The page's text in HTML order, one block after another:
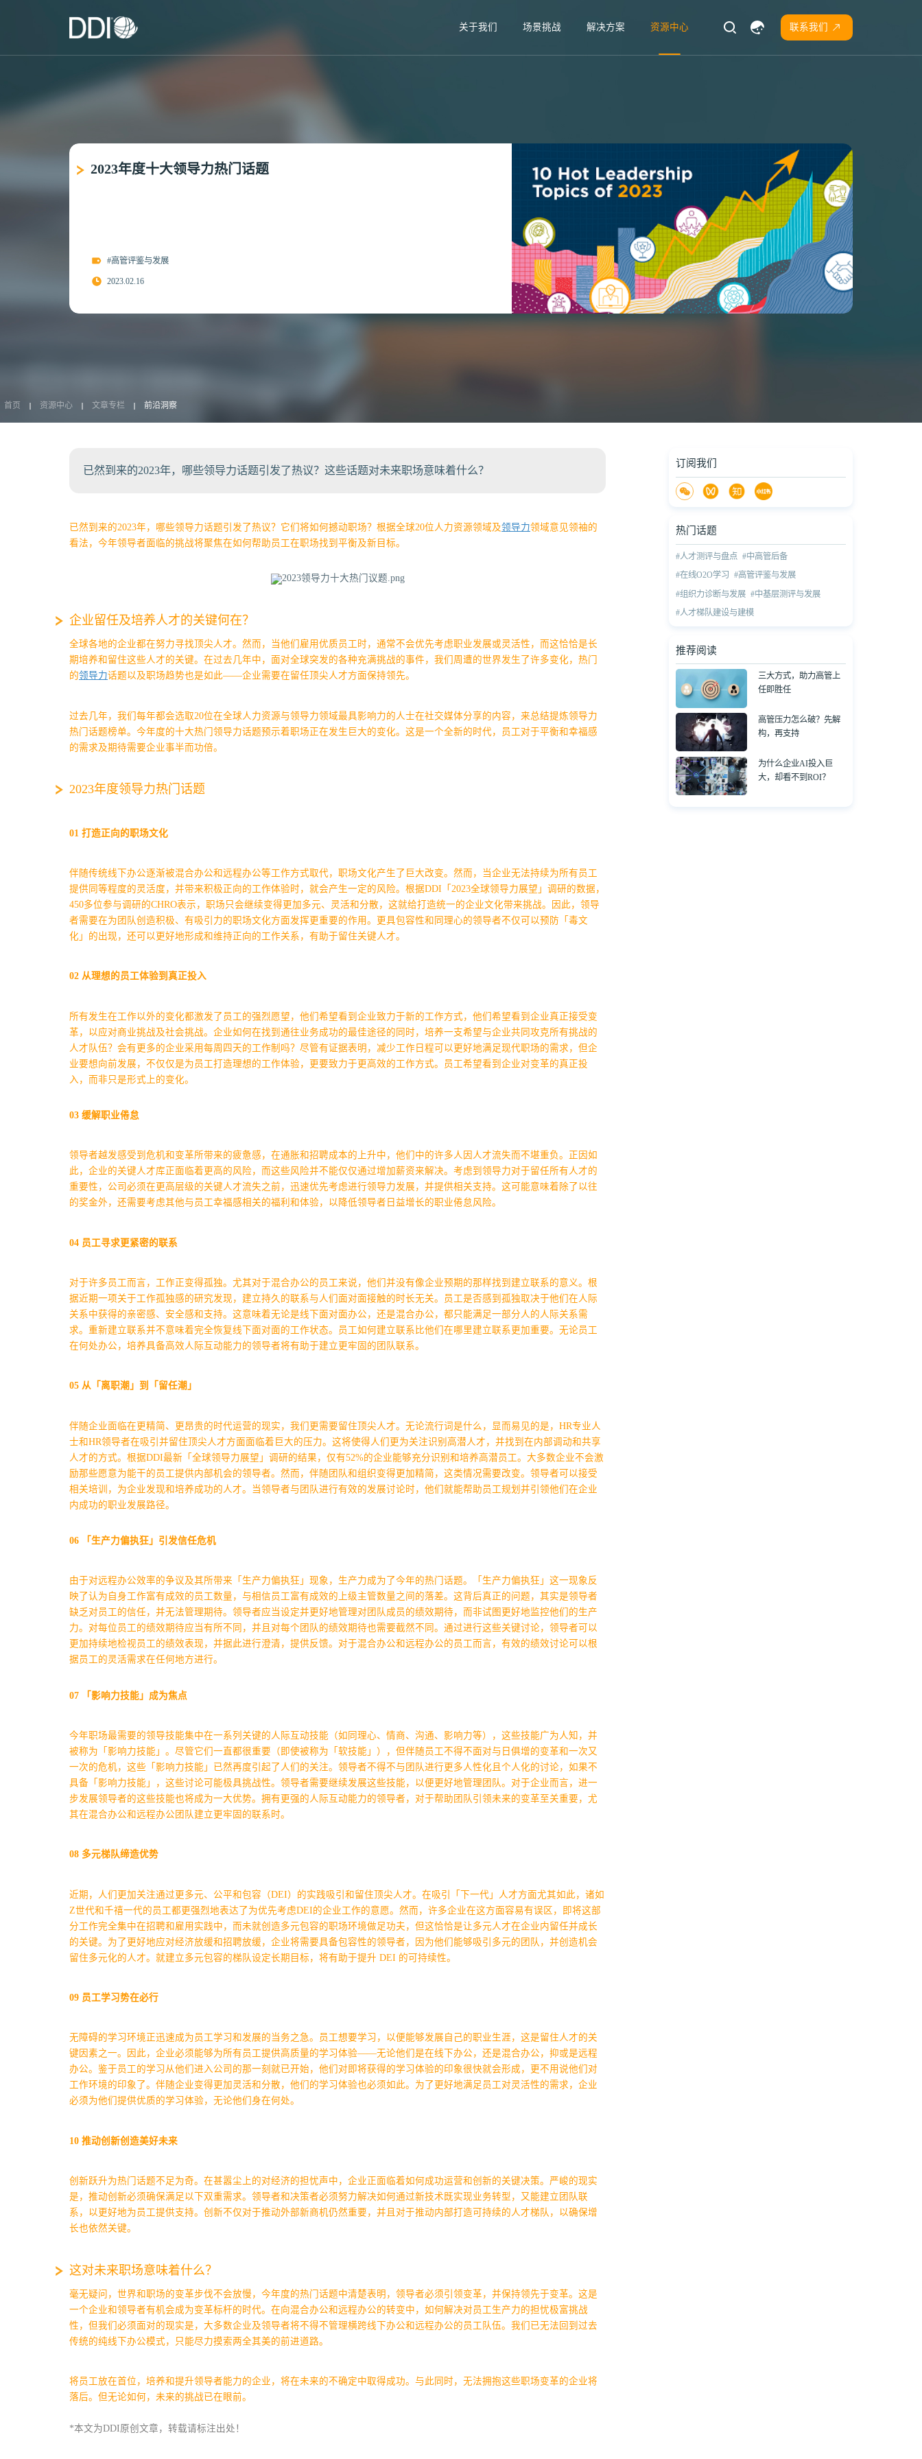
关于我们 场景挑战 解决方案 资源中心 联系我们
2023年度十大领导力热门话题
#高管评鉴与发展
2023.02.16
首页 资源中心 文章专栏 前沿洞察
已然到来的2023年，哪些领导力话题引发了热议？这些话题对未来职场意味着什么？
已然到来的2023年，哪些领导力话题引发了热议？它们将如何撼动职场？根据全球20位人力资源领域及领导力领域意见领袖的
看法，今年领导者面临的挑战将聚焦在如何帮助员工在职场找到平衡及新目标。
企业留任及培养人才的关键何在？
全球各地的企业都在努力寻找顶尖人才。然而，当他们雇用优质员工时，通常不会优先考虑职业发展或灵活性，而这恰恰是长
期培养和留住这些人才的关键。在过去几年中，面对全球突发的各种充满挑战的事件，我们周遭的世界发生了许多变化，热门
的领导力话题以及职场趋势也是如此——企业需要在留任顶尖人才方面保持领先。
过去几年，我们每年都会选取20位在全球人力资源与领导力领域最具影响力的人士在社交媒体分享的内容，来总结提炼领导力
热门话题榜单。今年度的十大热门领导力话题预示着职场正在发生巨大的变化。这是一个全新的时代，员工对于平衡和幸福感
的需求及期待需要企业事半而功倍。
2023年度领导力热门话题
01 打造正向的职场文化
伴随传统线下办公逐渐被混合办公和远程办公等工作方式取代，职场文化产生了巨大改变。然而，当企业无法持续为所有员工
提供同等程度的灵活度，并带来积极正向的工作体验时，就会产生一定的风险。 根据DDI「2023全球领导力展望」调研的数据，
450多位参与调研的CHRO表示，职场只会继续变得更加多元、灵活和分散，这就给打造统一的企业文化带来挑战。因此，领导
者需要在为团队创造积极、有吸引力的职场文化方面发挥更重要的作用。更具包容性和同理心的领导者不仅可以预防「毒文
化」的出现，还可以更好地形成和维持正向的工作关系，有助于留住关键人才。
02 从理想的员工体验到真正投入
所有发生在工作以外的变化都激发了员工的强烈愿望，他们希望看到企业致力于新的工作方式，他们希望看到企业真正接受变
革，以应对商业挑战及社会挑战。 企业如何在找到通往业务成功的最佳途径的同时，培养一支希望与企业共同攻克所有挑战的
人才队伍？会有更多的企业采用每周四天的工作制吗？尽管有证据表明，减少工作日程可以更好地满足现代职场的需求，但企
业要想向前发展，不仅仅是为员工打造理想的工作体验，更要致力于更高效的工作方式。员工希望看到企业对变革的真正投
入，而非只是形式上的变化。
03 缓解职业倦怠
领导者越发感受到危机和变革所带来的疲惫感，在通胀和招聘成本的上升中，他们中的许多人因人才流失而不堪重负。正因如
此，企业的关键人才库正面临着更高的风险，而这些风险并不能仅仅通过增加薪资来解决。 考虑到领导力对于留任所有人才的
重要性，公司必须在更高层级的关键人才流失之前，迅速优先考虑进行领导力发展，并提供相关支持。这可能意味着除了以往
的奖金外，还需要考虑其他与员工幸福感相关的福利和体验，以降低领导者日益增长的职业倦怠风险。
04 员工寻求更紧密的联系
对于许多员工而言，工作正变得孤独。尤其对于混合办公的员工来说，他们并没有像企业预期的那样找到建立联系的意义。根
据近期一项关于工作孤独感的研究发现，建立持久的联系与人们面对面接触的时长无关。员工是否感到孤独取决于他们在人际
关系中获得的亲密感、安全感和支持。这意味着无论是线下面对面办公，还是混合办公，都只能满足一部分人的人际关系需
求。 重新建立联系并不意味着完全恢复线下面对面的工作状态。员工如何建立联系比他们在哪里建立联系更加重要。无论员工
在何处办公，培养具备高效人际互动能力的领导者将有助于建立更牢固的团队联系。
05 从「离职潮」到「留任潮」
伴随企业面临在更精简、更昂贵的时代运营的现实，我们更需要留住顶尖人才。无论流行词是什么，显而易见的是，HR专业人
士和HR领导者在吸引并留住顶尖人才方面面临着巨大的压力。这将使得人们更为关注识别高潜人才，并找到在内部调动和共享
人才的方式。 根据DDI最新「全球领导力展望」调研的结果，仅有52%的企业能够充分识别和培养高潜员工。大多数企业不会激
励那些愿意为能干的员工提供内部机会的领导者。然而，伴随团队和组织变得更加精简，这类情况需要改变。领导者可以接受
相关培训，为企业发现和培养成功的人才。当领导者与团队进行有效的发展讨论时，他们就能帮助员工规划并引领他们在企业
内成功的职业发展路径。
06 「生产力偏执狂」引发信任危机
由于对远程办公效率的争议及其所带来「生产力偏执狂」现象，生产力成为了今年的热门话题。「生产力偏执狂」这一现象反
映了认为自身工作富有成效的员工数量，与相信员工富有成效的上级主管数量之间的落差。这背后真正的问题，其实是领导者
缺乏对员工的信任，并无法管理期待。 领导者应当设定并更好地管理对团队成员的绩效期待，而非试图更好地监控他们的生产
力。对每位员工的绩效期待应当有所不同，并且对每个团队的绩效期待也需要截然不同。通过进行这些关键讨论，领导者可以
更加持续地检视员工的绩效表现，并据此进行澄清，提供反馈。对于混合办公和远程办公的员工而言，有效的绩效讨论可以根
据员工的灵活需求在任何地方进行。
07 「影响力技能」成为焦点
今年职场最需要的领导技能集中在一系列关键的人际互动技能（如同理心、情商、沟通、影响力等），这些技能广为人知，并
被称为「影响力技能」。尽管它们一直都很重要（即使被称为「软技能」），但伴随员工不得不面对与日俱增的变革和一次又
一次的危机，这些「影响力技能」已然再度引起了人们的关注。 领导者不得不与团队进行更多人性化且个人化的讨论，如果不
具备「影响力技能」，这些讨论可能极具挑战性。领导者需要继续发展这些技能，以便更好地管理团队。对于企业而言，进一
步发展领导者的这些技能也将成为一大优势。拥有更强的人际互动能力的领导者，对于帮助团队引领未来的变革至关重要，尤
其在混合办公和远程办公团队建立更牢固的联系时。
08 多元梯队缔造优势
近期，人们更加关注通过更多元、公平和包容（DEI）的实践吸引和留住顶尖人才。在吸引「下一代」人才方面尤其如此，诸如
Z世代和千禧一代的员工都更强烈地表达了为优先考虑DEI的企业工作的意愿。然而，许多企业在这方面容易有误区，即将这部
分工作完全集中在招聘和雇用实践中，而未就创造多元包容的职场环境做足功夫，但这恰恰是让多元人才在企业内留任并成长
的关键。 为了更好地应对经济放缓和招聘放缓，企业将需要具备包容性的领导者，因为他们能够吸引多元的团队，并创造机会
留住多元化的人才。就建立多元包容的梯队设定长期目标，将有助于提升 DEI 的可持续性。
09 员工学习势在必行
无障碍的学习环境正迅速成为员工学习和发展的当务之急。员工想要学习，以便能够发展自己的职业生涯，这是留住人才的关
键因素之一。因此，企业必须能够为所有员工提供高质量的学习体验——无论他们是在线下办公，还是混合办公，抑或是远程
办公。 鉴于员工的学习从他们进入公司的那一刻就已开始，他们对即将获得的学习体验的印象很快就会形成，更不用说他们对
工作环境的印象了。伴随企业变得更加灵活和分散，他们的学习体验也必须如此。为了更好地满足员工对灵活性的需求，企业
必须为他们提供优质的学习体验，无论他们身在何处。
10 推动创新创造美好未来
创新跃升为热门话题不足为奇。在甚嚣尘上的对经济的担忧声中，企业正面临着如何成功运营和创新的关键决策。严峻的现实
是，推动创新必须确保满足以下双重需求。 领导者和决策者必须努力解决如何通过新技术既实现业务转型，又能建立团队联
系，以更好地为员工提供支持。创新不仅对于推动外部新商机仍然重要，并且对于推动内部打造可持续的人才梯队，以确保增
长也依然关键。
这对未来职场意味着什么？
毫无疑问，世界和职场的变革步伐不会放慢，今年度的热门话题中清楚表明，领导者必须引领变革，并保持领先于变革。 这是
一个企业和领导者有机会成为变革标杆的时代。在向混合办公和远程办公的转变中，如何解决对员工生产力的担忧极富挑战
性，但我们必须面对的现实是，大多数企业及领导者将不得不管理横跨线下办公和远程办公的员工队伍。我们已无法回到过去
传统的纯线下办公模式，只能尽力摸索两全其美的前进道路。
将员工放在首位，培养和提升领导者能力的企业，将在未来的不确定中取得成功。与此同时，无法拥抱这些职场变革的企业将
落后。但无论如何，未来的挑战已在眼前。
*本文为DDI原创文章，转载请标注出处！
订阅我们
热门话题
#人才测评与盘点 #中高管后备
#在线O2O学习 #高管评鉴与发展
#组织力诊断与发展 #中基层测评与发展
#人才梯队建设与建模
推荐阅读
三大方式，助力高管上
任即胜任
高管压力怎么破？先解
构，再支持
为什么企业AI投入巨
大，却看不到ROI？